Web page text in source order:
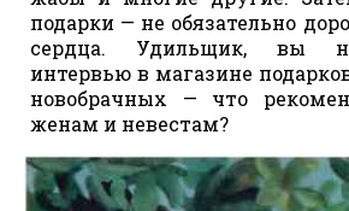
подарки — не обязательно
сердца. Удильщик, вы
интервью в магазине
новобрачных — что
женам и невестам?